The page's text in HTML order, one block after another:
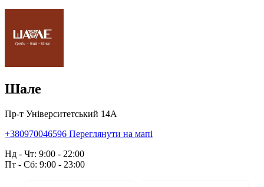
Шале
Пр-т Університетський 14А
+380970046596 Переглянути на мапі
Нд - Чт: 9:00 - 22:00
Пт - Сб: 9:00 - 23:00